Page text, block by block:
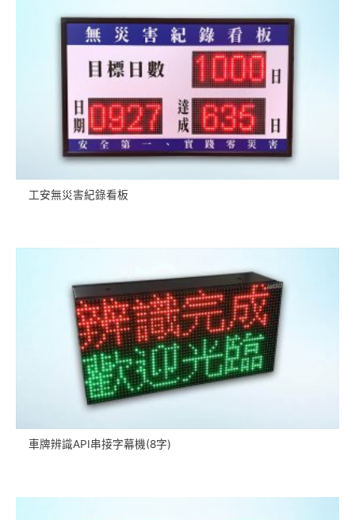
工安無災害紀錄看板
車牌辨識API串接字幕機(8字)